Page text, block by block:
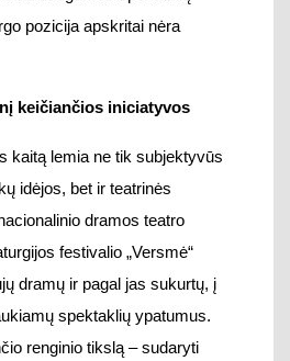
festivalio „Versmė“
dramų ir pagal jas sukurtų, į
renginio tikslą–sudaryti
Lietuvos teatro
metais papildė nauji,
s
iekiama suteikti
žinias apie šiuolaikinio teatro
teatro formų kūrimo patirtį.
skirtas dokumentiniam teatrui
bet visiems šiuolaikinį